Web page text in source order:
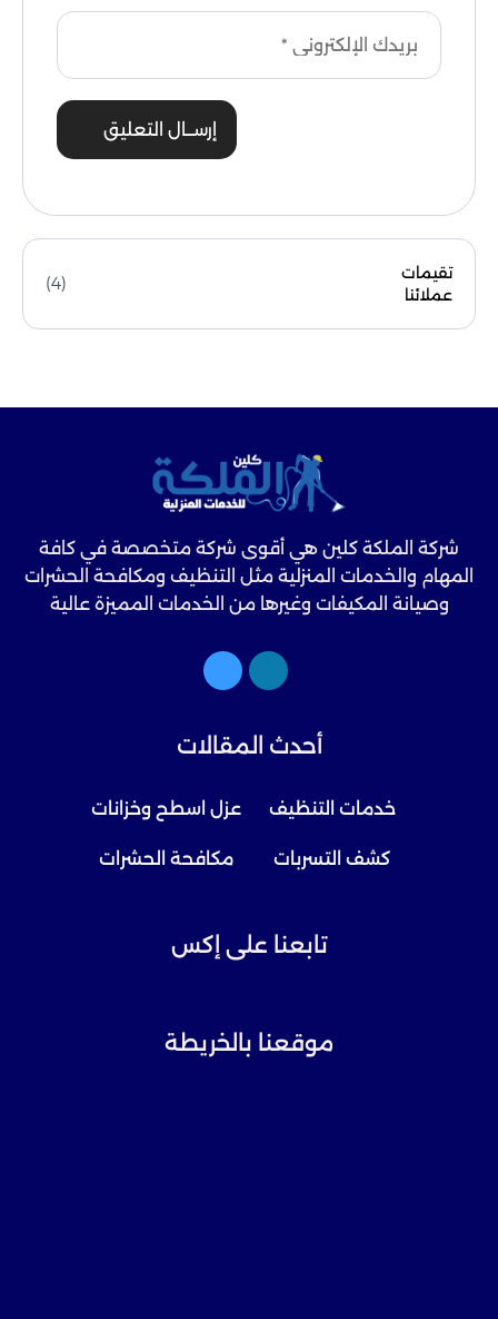
إرســال التعليق
تقيمات
عملائنا
(4)
شركة الملكة كلين هي أقوى شركة متخصصة في كافة
المهام والخدمات المنزلية مثل التنظيف ومكافحة الحشرات
وصيانة المكيفات وغيرها من الخدمات المميزة عالية
أحدث المقالات
خدمات التنظيف عزل اسطح وخزانات
كشف التسربات مكافحة الحشرات
تابعنا على إكس
موقعنا بالخريطة